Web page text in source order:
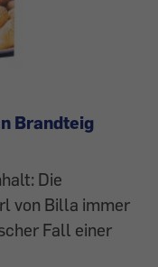
Brandteig
Die
von Billa immer
Fall einer